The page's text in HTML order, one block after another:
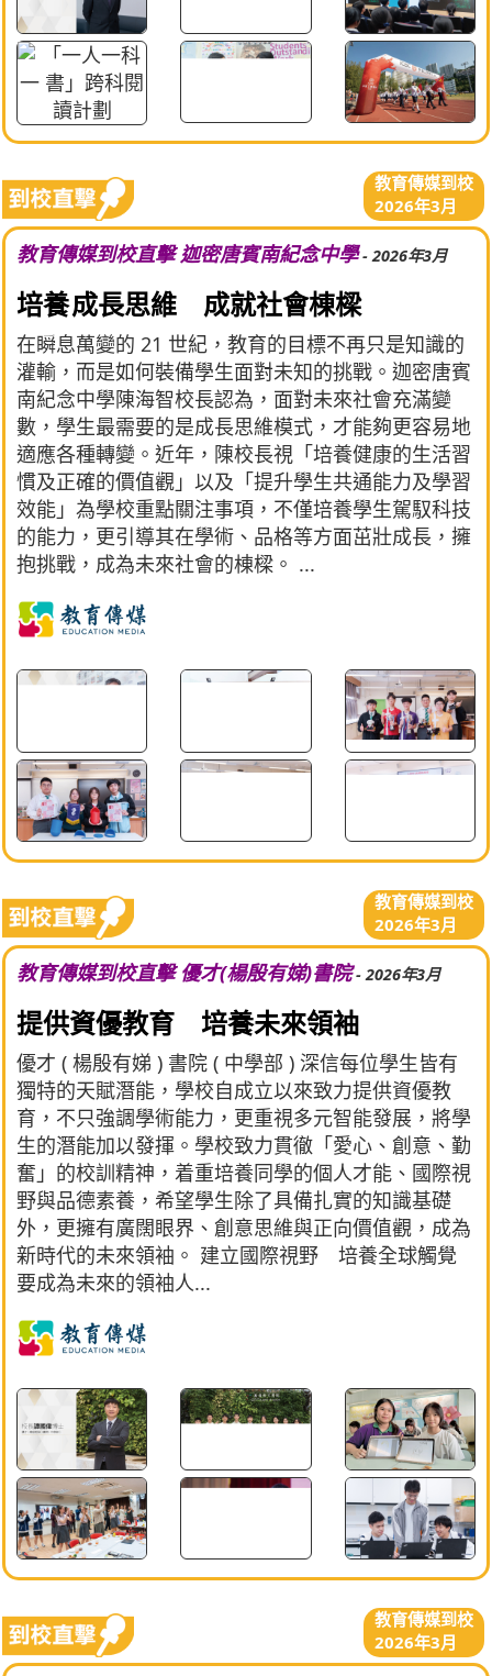
教育傳媒到校
2026年3月
教育傳媒到校直擊 迦密唐賓南紀念中學- 2026年3月
培養 成長思維 成就社會棟樑
在瞬息萬變的 21 世紀，教育的目標不再只是知識的
灌輸，而是如何裝備學生面對未知的挑戰。迦密唐賓
南紀念中學陳海智校長認為，面對未來社會充滿變
數，學生最需要的是成長思維模式，才能夠更容易地
適應各種轉變。近年，陳校長視「培養健康的生活習
慣及正確的價值觀」以及「提升學生共通能力及學習
效能」為學校重點關注事項，不僅培養學生駕馭科技
的能力，更引導其在學術、品格等方面茁壯成長，擁
抱挑戰，成為未來社會的棟樑。 ...
教育傳媒到校
2026年3月
教育傳媒到校直擊 優才(楊殷有娣)書院- 2026年3月
提供資優教育 培養未來領袖
優才 ( 楊殷有娣 ) 書院 ( 中學部 ) 深信每位學生皆有
獨特的天賦潛能，學校自成立以來致力提供資優教
育，不只強調學術能力，更重視多元智能發展，將學
生的潛能加以發揮。學校致力貫徹「愛心、創意、勤
奮」的校訓精神，着重培養同學的個人才能、國際視
野與品德素養，希望學生除了具備扎實的知識基礎
外，更擁有廣闊眼界、創意思維與正向價值觀，成為
新時代的未來領袖。 建立國際視野 培養全球觸覺
要成為未來的領袖人...
教育傳媒到校
2026年3月